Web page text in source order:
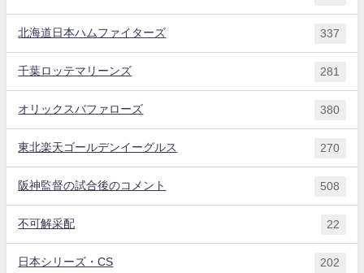
北海道日本ハムファイターズ 337
千葉ロッテマリーンズ 281
オリックスバファローズ 380
東北楽天ゴールデンイーグルス 270
阪神監督の試合後のコメント 508
不可解采配 22
日本シリーズ・CS 202